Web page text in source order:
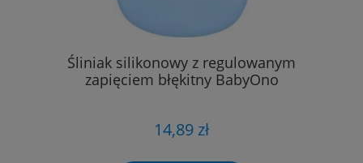
Śliniak silikonowy z regulowanym
zapięciem błękitny BabyOno
14,89 zł